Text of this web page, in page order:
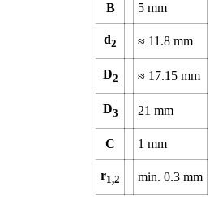
B 5 mm
d2 ≈ 11.8 mm
D2 ≈ 17.15 mm
D3 21 mm
C 1 mm
r1,2 min. 0.3 mm